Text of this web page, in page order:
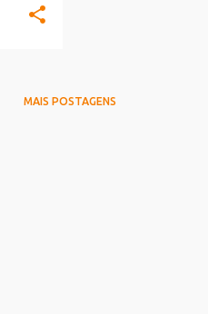
MAIS POSTAGENS